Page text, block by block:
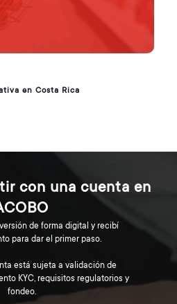
en Costa Rica
con una cuenta en
de forma digital y recibí
para dar el primer paso.
está sujeta a validación de
KYC, requisitos regulatorios y
fondeo.